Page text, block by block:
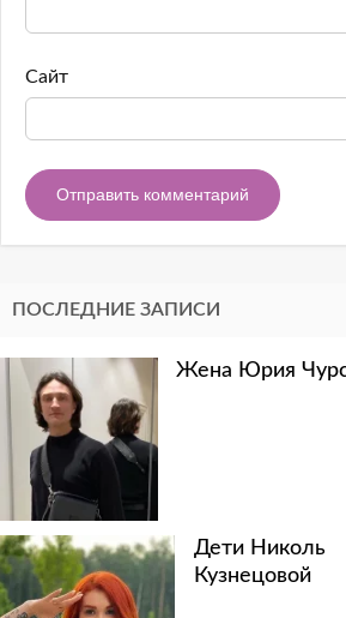
Сайт
ПОСЛЕДНИЕ ЗАПИСИ
Жена Юрия
Дети Николь
Кузнецовой